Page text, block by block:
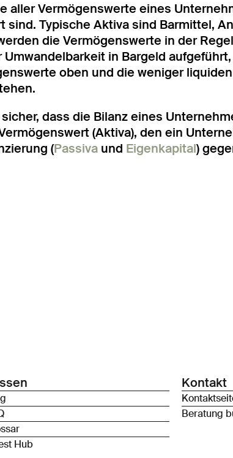
aller Vermögenswerte eines
sind. Typische Aktiva sind Barmittel,
die Vermögenswerte in der
in Bargeld
oben und die weniger
dass die Bilanz eines
(Aktiva), den ein
(Passiva und Eigenkapital)
Hub
Kontakt
Beratung